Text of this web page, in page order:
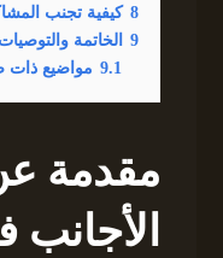
8 كيفية تجنب
9
الخاتمة والتوصيات
9.1 مواضيع ذات
مقدمة
الأجانب